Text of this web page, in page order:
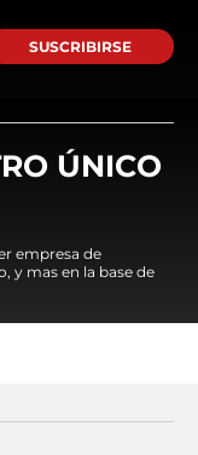
SUSCRIBIRSE
ÚNICO
empresa de
y mas en la base de